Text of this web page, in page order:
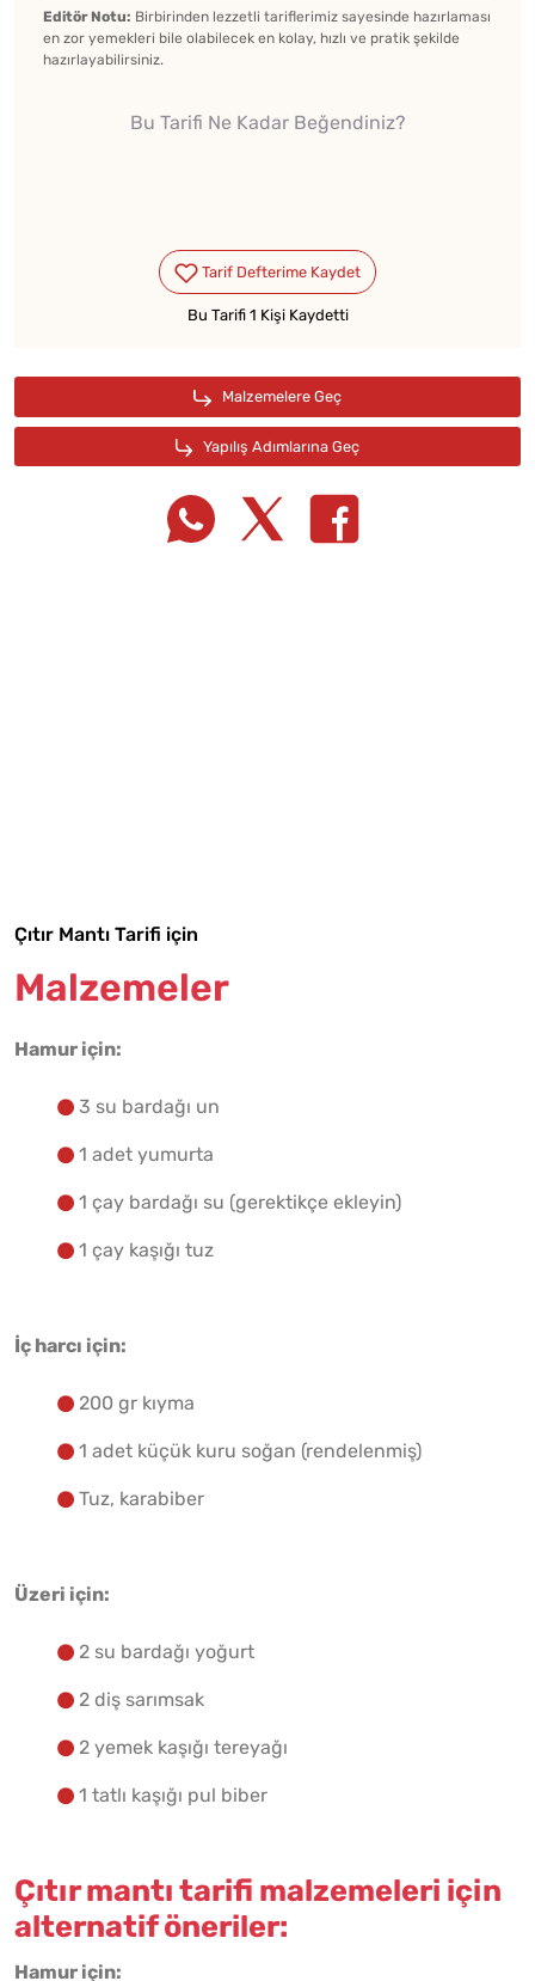
Editör Notu: Birbirinden lezzetli tariflerimiz sayesinde hazırlaması
en zor yemekleri bile olabilecek en kolay, hızlı ve pratik şekilde
hazırlayabilirsiniz.
Bu Tarifi Ne Kadar Beğendiniz?
Bu Tarifi 1 Kişi Kaydetti
Çıtır Mantı Tarifi için
Malzemeler
Hamur için:
3 su bardağı un
1 adet yumurta
1 çay bardağı su (gerektikçe ekleyin)
1 çay kaşığı tuz
İç harcı için:
200 gr kıyma
1 adet küçük kuru soğan (rendelenmiş)
Tuz, karabiber
Üzeri için:
2 su bardağı yoğurt
2 diş sarımsak
2 yemek kaşığı tereyağı
1 tatlı kaşığı pul biber
Çıtır mantı tarifi malzemeleri için
alternatif öneriler:
Hamur için: